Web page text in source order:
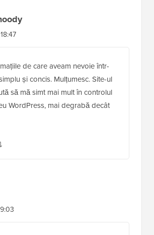
de care aveam nevoie într-
și concis. Mulțumesc. Site-ul
să mă simt mai mult în controlul
WordPress, mai degrabă decât